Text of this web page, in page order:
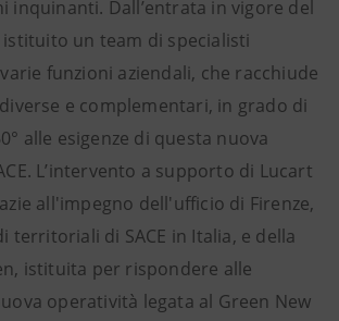
inquinanti. Dall’entrata in vigore del
un team di specialisti
funzioni aziendali, che racchiude
e complementari, in grado di
alle esigenze di questa nuova
L’intervento a supporto di Lucart
all'impegno dell'ufficio di Firenze,
territoriali di SACE in Italia, e della
istituita per rispondere alle
operatività legata al Green New